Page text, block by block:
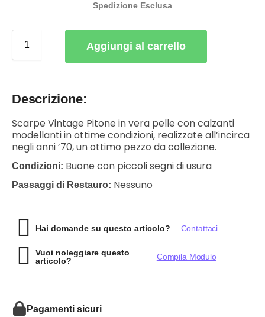
Spedizione Esclusa
Aggiungi al carrello
Descrizione:
Scarpe Vintage Pitone in vera pelle con calzanti
modellanti in ottime condizioni, realizzate all’incirca
negli anni ’70, un ottimo pezzo da collezione.
Condizioni: Buone con piccoli segni di usura
Passaggi di Restauro: Nessuno
Hai domande su questo articolo? Contattaci
Vuoi noleggiare questo
articolo?
Compila Modulo
Pagamenti sicuri